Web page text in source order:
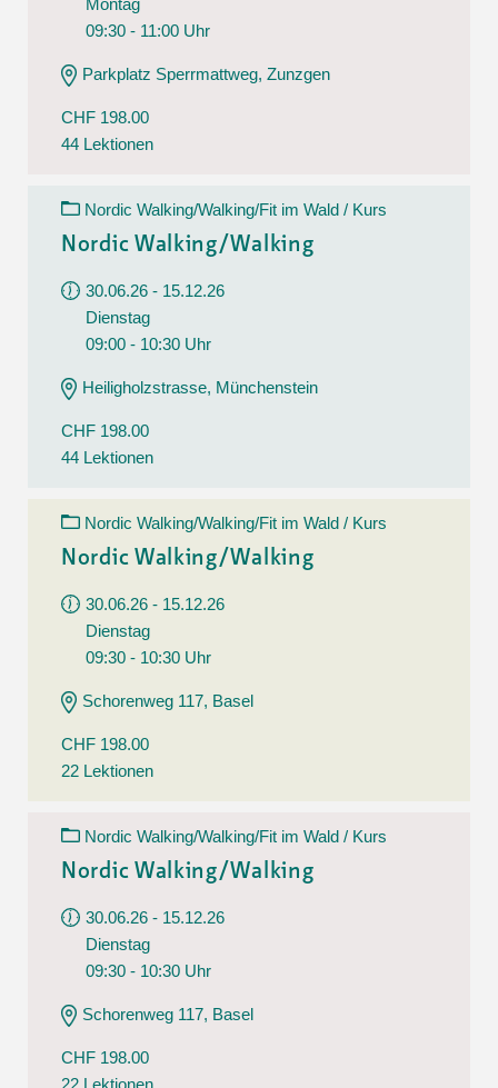
Montag
09:30 - 11:00 Uhr
Parkplatz Sperrmattweg, Zunzgen
CHF 198.00
44 Lektionen
Nordic Walking/Walking/Fit im Wald / Kurs
Nordic Walking/Walking
30.06.26 - 15.12.26
Dienstag
09:00 - 10:30 Uhr
Heiligholzstrasse, Münchenstein
CHF 198.00
44 Lektionen
Nordic Walking/Walking/Fit im Wald / Kurs
Nordic Walking/Walking
30.06.26 - 15.12.26
Dienstag
09:30 - 10:30 Uhr
Schorenweg 117, Basel
CHF 198.00
22 Lektionen
Nordic Walking/Walking/Fit im Wald / Kurs
Nordic Walking/Walking
30.06.26 - 15.12.26
Dienstag
09:30 - 10:30 Uhr
Schorenweg 117, Basel
CHF 198.00
22 Lektionen